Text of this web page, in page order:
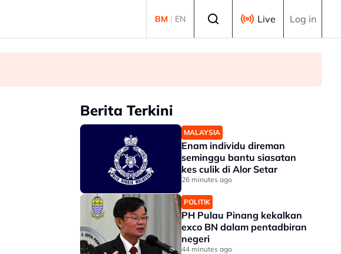
BM | EN Live Log in
Berita Terkini
MALAYSIA
Enam individu direman
seminggu bantu siasatan
kes culik di Alor Setar
26 minutes ago
POLITIK
PH Pulau Pinang kekalkan
exco BN dalam pentadbiran
negeri
44 minutes ago